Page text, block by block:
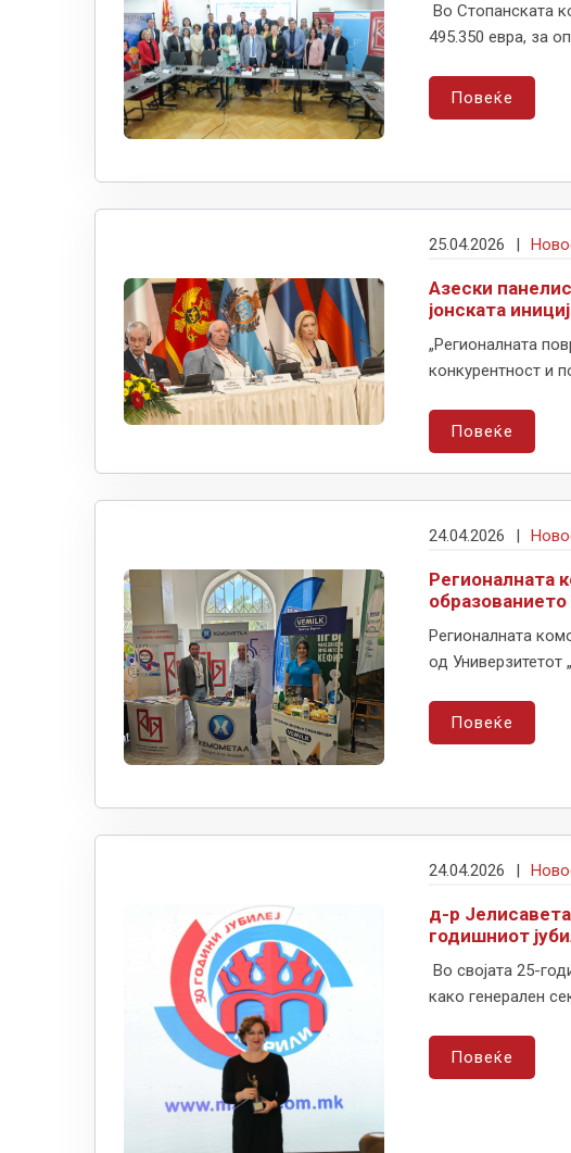
Во Стопанската
495.350 евра, за
Повеќе
25.04.2026 |
Азески
јонската
„Регионалната
конкурентност и
Повеќе
24.04.2026 |
Регионалната
Регионалната
од Универзитетот
Повеќе
24.04.2026 |
д-р
годишниот
Во својата 25-
како генерален
Повеќе